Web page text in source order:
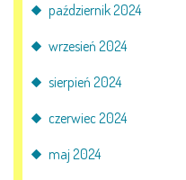
październik 2024
wrzesień 2024
sierpień 2024
czerwiec 2024
maj 2024